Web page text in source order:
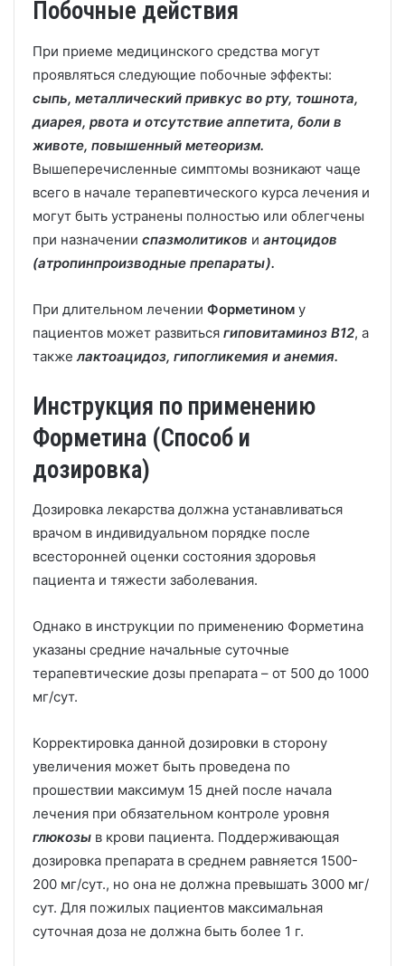
Побочные действия
При приеме медицинского средства могут
проявляться следующие побочные эффекты:
сыпь, металлический привкус во рту, тошнота,
диарея, рвота и отсутствие аппетита, боли в
животе, повышенный метеоризм.
Вышеперечисленные симптомы возникают чаще
всего в начале терапевтического курса лечения и
могут быть устранены полностью или облегчены
при назначении спазмолитиков и антоцидов
(атропинпроизводные препараты).
При длительном лечении Форметином у
пациентов может развиться гиповитаминоз B12, а
также лактоацидоз, гипогликемия и анемия.
Инструкция по применению
Форметина (Способ и
дозировка)
Дозировка лекарства должна устанавливаться
врачом в индивидуальном порядке после
всесторонней оценки состояния здоровья
пациента и тяжести заболевания.
Однако в инструкции по применению Форметина
указаны средние начальные суточные
терапевтические дозы препарата – от 500 до 1000
мг/сут.
Корректировка данной дозировки в сторону
увеличения может быть проведена по
прошествии максимум 15 дней после начала
лечения при обязательном контроле уровня
глюкозы в крови пациента. Поддерживающая
дозировка препарата в среднем равняется 1500-
200 мг/сут., но она не должна превышать 3000 мг/
сут. Для пожилых пациентов максимальная
суточная доза не должна быть более 1 г.